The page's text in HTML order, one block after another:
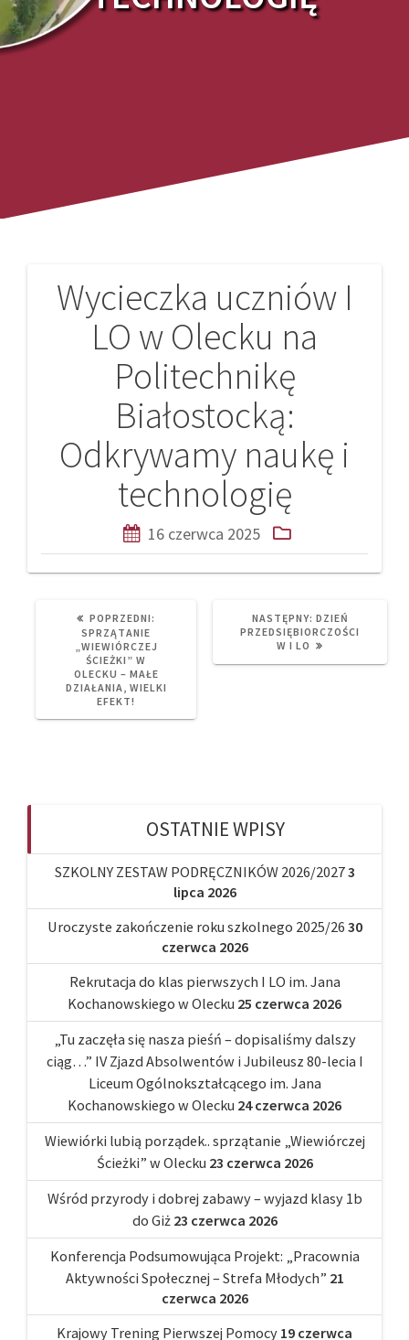
Wycieczka uczniów I
LO w Olecku na
Politechnikę
Białostocką:
Odkrywamy naukę i
technologię
16 czerwca 2025
Nawigacja
wpisu
POPRZEDNI:
SPRZĄTANIE
„WIEWIÓRCZEJ
ŚCIEŻKI” W
OLECKU – MAŁE
DZIAŁANIA, WIELKI
EFEKT!
NASTĘPNY: NEXT
POST:
DZIEŃ
PRZEDSIĘBIORCZOŚCI
W I LO
OSTATNIE WPISY
SZKOLNY ZESTAW PODRĘCZNIKÓW 2026/20273
lipca 2026
Uroczyste zakończenie roku szkolnego 2025/26 30
czerwca 2026
Rekrutacja do klas pierwszych I LO im. Jana
Kochanowskiego w Olecku 25 czerwca 2026
„Tu zaczęła się nasza pieśń – dopisaliśmy dalszy
ciąg…” IV Zjazd Absolwentów i Jubileusz 80-lecia I
Liceum Ogólnokształcącego im. Jana
Kochanowskiego w Olecku 24 czerwca 2026
Wiewiórki lubią porządek.. sprzątanie „Wiewiórczej
Ścieżki” w Olecku 23 czerwca 2026
Wśród przyrody i dobrej zabawy – wyjazd klasy 1b
do Giż 23 czerwca 2026
Konferencja Podsumowująca Projekt: „Pracownia
Aktywności Społecznej – Strefa Młodych” 21
czerwca 2026
Krajowy Trening Pierwszej Pomocy 19 czerwca